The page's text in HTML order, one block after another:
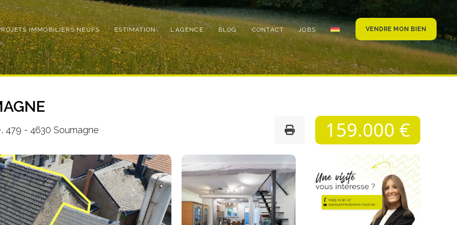
IMMOBILIERS NEUFS ESTIMATION L’AGENCE BLOG CONTACT JOBS VENDRE MON BIEN
479 - 4630 Soumagne 159.000 €
Photo
de
l'album
l'album